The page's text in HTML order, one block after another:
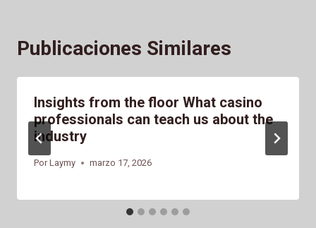
Publicaciones Similares
Insights from the floor What casino
professionals can teach us about the
industry
Por Laymy marzo 17, 2026